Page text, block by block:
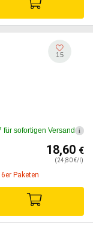
15
für sofortigen Versand i
18,60 €
(24,80 €/l)
Paketen